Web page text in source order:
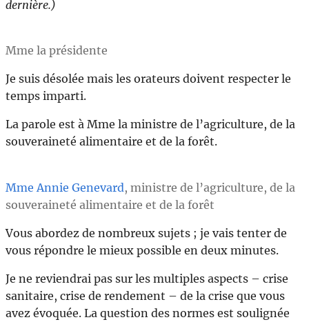
dernière.)
Mme la présidente
Je suis désolée mais les orateurs doivent respecter le
temps imparti.
La parole est à Mme la ministre de l’agriculture, de la
souveraineté alimentaire et de la forêt.
Mme Annie Genevard, ministre de l’agriculture, de la
souveraineté alimentaire et de la forêt
Vous abordez de nombreux sujets ; je vais tenter de
vous répondre le mieux possible en deux minutes.
Je ne reviendrai pas sur les multiples aspects – crise
sanitaire, crise de rendement – de la crise que vous
avez évoquée. La question des normes est soulignée